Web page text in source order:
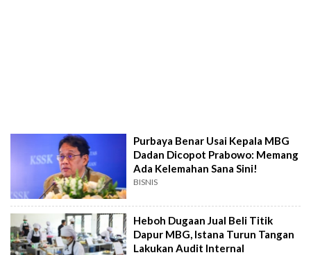
Purbaya Benar Usai Kepala MBG
Dadan Dicopot Prabowo: Memang
Ada Kelemahan Sana Sini!
BISNIS
Heboh Dugaan Jual Beli Titik
Dapur MBG, Istana Turun Tangan
Lakukan Audit Internal